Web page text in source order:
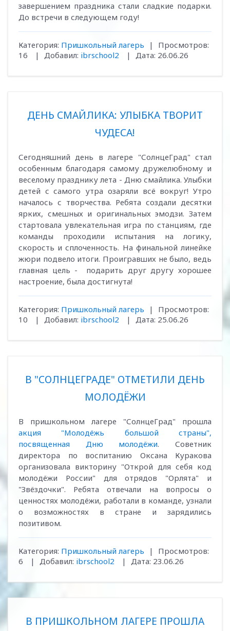
завершением праздника стали сладкие подарки.
До встречи в следующем году!
Категория: Пришкольный лагерь |
Просмотров:
16
| Добавил: ibrschool2 | Дата: 26.06.26
ДЕНЬ СМАЙЛИКА: УЛЫБКА ТВОРИТ
ЧУДЕСА!
Сегодняшний день в лагере "СолнцеГрад" стал
особенным благодаря самому дружелюбному и
веселому празднику лета - Дню смайлика. Улыбки
детей с самого утра озаряли всё вокруг! Утро
началось с творчества. Ребята создали десятки
ярких, смешных и оригинальных эмодзи. Затем
стартовала увлекательная игра по станциям, где
команды проходили испытания на логику,
скорость и сплоченность. На финальной линейке
жюри подвело итоги. Проигравших не было, ведь
главная цель - подарить друг другу хорошее
настроение, была достигнута!
Категория: Пришкольный лагерь |
Просмотров:
10
| Добавил: ibrschool2 | Дата: 25.06.26
В "СОЛНЦЕГРАДЕ" ОТМЕТИЛИ ДЕНЬ
МОЛОДЁЖИ
В пришкольном лагере "СолнцеГрад" прошла
акция "Молодёжь большой страны",
посвященная Дню молодёжи. Советник
директора по воспитанию Оксана Куракова
организовала викторину "Открой для себя код
молодёжи России" для отрядов "Орлята" и
"Звёздочки". Ребята отвечали на вопросы о
ценностях молодёжи, работали в команде, узнали
о возможностях в стране и зарядились
позитивом.
Категория: Пришкольный лагерь |
Просмотров:
6
| Добавил: ibrschool2 | Дата: 23.06.26
В ПРИШКОЛЬНОМ ЛАГЕРЕ ПРОШЛА